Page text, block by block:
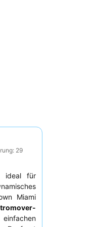
29
ideal für
Miami